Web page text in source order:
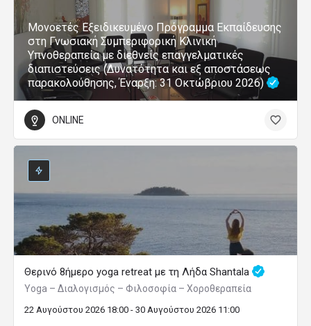
Μονοετές Εξειδικευμένο Πρόγραμμα Εκπαίδευσης
στη Γνωσιακή Συμπεριφορική Κλινική
Υπνοθεραπεία με διεθνείς επαγγελματικές
διαπιστεύσεις (Δυνατότητα και εξ αποστάσεως
παρακολούθησης, Έναρξη: 31 Οκτώβριου 2026)
ONLINE
Θερινό 8ήμερο yoga retreat με τη Λήδα Shantala
Yoga – Διαλογισμός – Φιλοσοφία – Χοροθεραπεία
22 Αυγούστου 2026 18:00 - 30 Αυγούστου 2026 11:00